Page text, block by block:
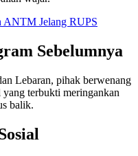
ANTM Jelang RUPS
Sebelumnya
Lebaran, pihak berwenang
terbukti meringankan
balik.